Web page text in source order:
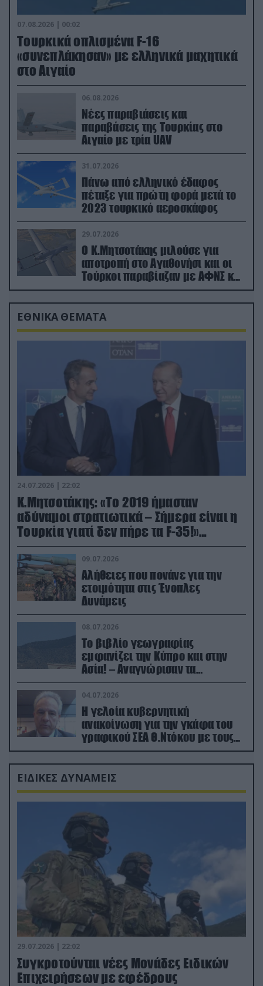
07.08.2026 | 00:02
Τουρκικά οπλισμένα F-16
«συνεπλάκησαν» με ελληνικά μαχητικά
στο Αιγαίο
06.08.2026
Νέες παραβιάσεις και
παραβάσεις της Τουρκίας στο
Αιγαίο με τρία UAV
31.07.2026
Πάνω από ελληνικό έδαφος
πέταξε για πρώτη φορά μετά το
2023 τουρκικό αεροσκάφος
29.07.2026
Ο Κ.Μητσοτάκης μιλούσε για
αποτροπή στο Αγαθονήσι και οι
Τούρκοι παραβίαζαν με ΑΦΝΣ και
drone
ΕΘΝΙΚΑ ΘΕΜΑΤΑ
24.07.2026 | 22:02
Κ.Μητσοτάκης: «Το 2019 ήμασταν
αδύναμοι στρατιωτικά – Σήμερα είναι η
Τουρκία γιατί δεν πήρε τα F-35!»
(βίντεο)
09.07.2026
Αλήθειες που πονάνε για την
ετοιμότητα στις Ένοπλες
Δυνάμεις
08.07.2026
Το βιβλίο γεωγραφίας
εμφανίζει την Κύπρο και στην
Ασία! – Αναγνώρισαν τα
κατεχόμενα; (φωτο)
04.07.2026
Η γελοία κυβερνητική
ανακοίνωση για την γκάφα του
γραφικού ΣΕΑ Θ.Ντόκου με τους
Ρώσους φαρσέρ
ΕΙΔΙΚΕΣ ΔΥΝΑΜΕΙΣ
29.07.2026 | 22:02
Συγκροτούνται νέες Μονάδες Ειδικών
Επιχειρήσεων με εφέδρους